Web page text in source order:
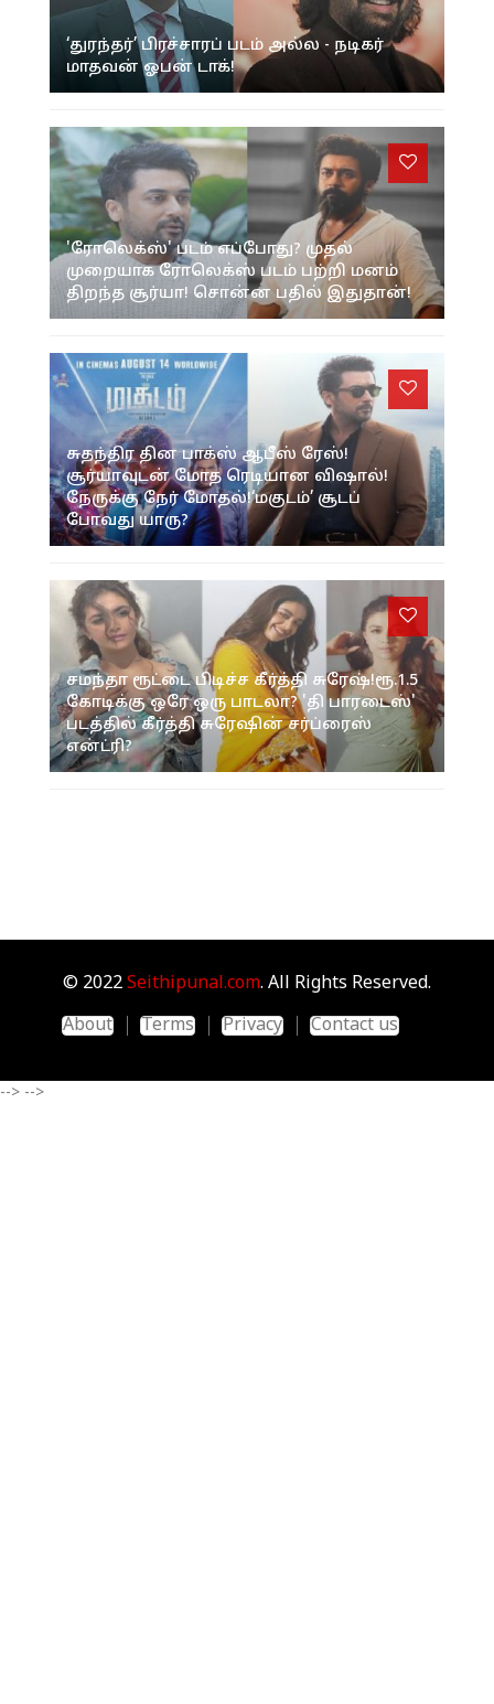
‘துரந்தர்’ பிரச்சாரப் படம் அல்ல - நடிகர்
மாதவன் ஓபன் டாக்!
'ரோலெக்ஸ்' படம் எப்போது? முதல்
முறையாக ரோலெக்ஸ் படம் பற்றி மனம்
திறந்த சூர்யா! சொன்ன பதில் இதுதான்!
சுதந்திர தின பாக்ஸ் ஆபீஸ் ரேஸ்!
சூர்யாவுடன் மோத ரெடியான விஷால்!
நேருக்கு நேர் மோதல்!‘மகுடம்’ சூடப்
போவது யாரு?
சமந்தா ரூட்டை பிடிச்ச கீர்த்தி சுரேஷ்!ரூ.1.5
கோடிக்கு ஒரே ஒரு பாடலா? 'தி பாரடைஸ்'
படத்தில் கீர்த்தி சுரேஷின் சர்ப்ரைஸ்
என்ட்ரி?
© 2022 Seithipunal.com. All Rights Reserved.
About
Terms Privacy Contact us
--> -->